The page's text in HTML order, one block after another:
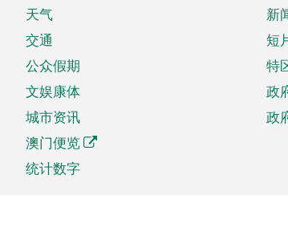
天气
交通
公众假期
文娱康体
城市资讯
澳门便览
统计数字
新
短
特
政
政